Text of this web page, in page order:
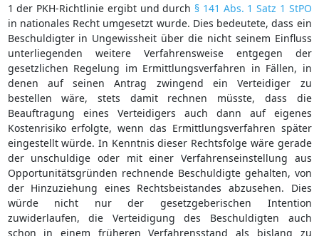
1 der PKH-Richtlinie ergibt und durch § 141 Abs. 1 Satz 1 StPO
in nationales Recht umgesetzt wurde. Dies bedeutete, dass ein
Beschuldigter in Ungewissheit über die nicht seinem Einfluss
unterliegenden weitere Verfahrensweise entgegen der
gesetzlichen Regelung im Ermittlungsverfahren in Fällen, in
denen auf seinen Antrag zwingend ein Verteidiger zu
bestellen wäre, stets damit rechnen müsste, dass die
Beauftragung eines Verteidigers auch dann auf eigenes
Kostenrisiko erfolgte, wenn das Ermittlungsverfahren später
eingestellt würde. In Kenntnis dieser Rechtsfolge wäre gerade
der unschuldige oder mit einer Verfahrenseinstellung aus
Opportunitätsgründen rechnende Beschuldigte gehalten, von
der Hinzuziehung eines Rechtsbeistandes abzusehen. Dies
würde nicht nur der gesetzgeberischen Intention
zuwiderlaufen, die Verteidigung des Beschuldigten auch
schon in einem früheren Verfahrensstand als bislang zu